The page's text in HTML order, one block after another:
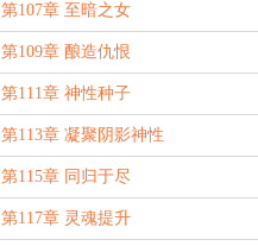
第107章 至暗之女
第109章 酿造仇恨
第111章 神性种子
第113章 凝聚阴影神性
第115章 同归于尽
第117章 灵魂提升